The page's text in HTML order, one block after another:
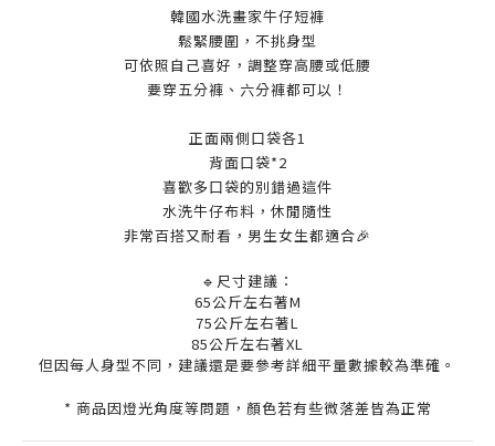
韓國水洗畫家牛仔短褲
鬆緊腰圍，不挑身型
可依照自己喜好，調整穿高腰或低腰
要穿五分褲、六分褲都可以！
正面兩側口袋各1
背面口袋*2
喜歡多口袋的別錯過這件
水洗牛仔布料， 休閒隨性
非常百搭又耐看，男生女生都適合🎉
🔹尺寸建議：
65公斤左右著M
75公斤左右著L
85公斤左右著XL
但因每人身型不同，建議還是要參考詳細平量數據較為準確。
* 商品因燈光角度等問題，顏色若有些微落差皆為正常